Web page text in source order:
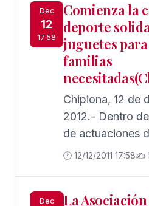
localidad. El acto estuvo presidido
por el Alcalde
Peña, que
concejales de la
representantes
Magos y el
Dec
12
17:58
Comienza la
deporte
juguetes
familias
Chipiona, 12 de
2012.- Dentro de la programación
de actuaciones
de Chipiona con
de Deportes, en
🕐 12/12/2011 17:58✍️
Dec La